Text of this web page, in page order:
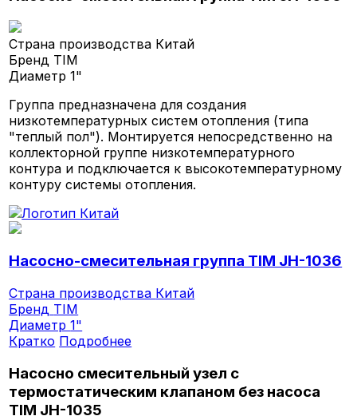
Страна производства Китай
Бренд TIM
Диаметр1"
Группа предназначена для создания
низкотемпературных систем отопления (типа
"теплый пол"). Монтируется непосредственно на
коллекторной группе низкотемпературного
контура и подключается к высокотемпературному
контуру системы отопления.
Насосно-смесительная группа TIM JH-1036
Страна производства Китай
Бренд TIM
Диаметр1"
Кратко Подробнее
Насосно смесительный узел с
термостатическим клапаном без насоса
TIM JH-1035